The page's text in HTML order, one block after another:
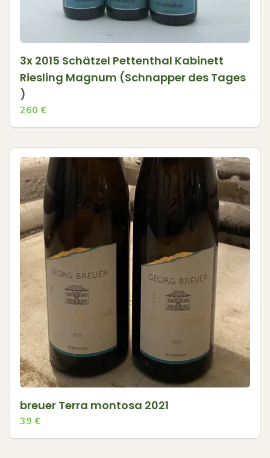
3x 2015 Schätzel Pettenthal Kabinett
Riesling Magnum (Schnapper des Tages
)
260 €
breuer Terra montosa 2021
39 €